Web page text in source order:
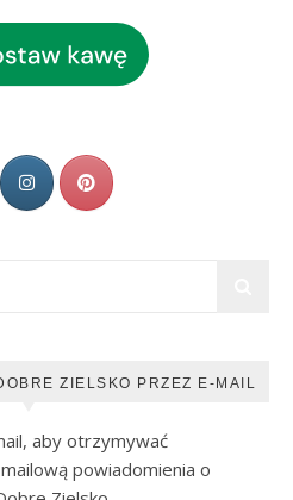
ZIELSKO PRZEZ E-MAIL
aby otrzymywać
powiadomienia o